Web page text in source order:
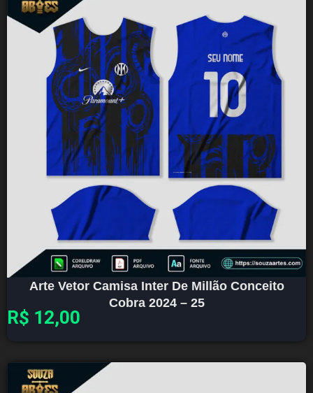
Arte Vetor Camisa Inter De Millão Conceito
Cobra 2024 – 25
R$ 12,00